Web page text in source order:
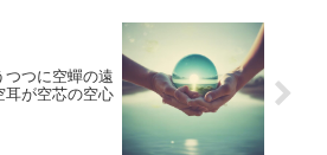
つつに空蟬の遠
耳が空芯の空心